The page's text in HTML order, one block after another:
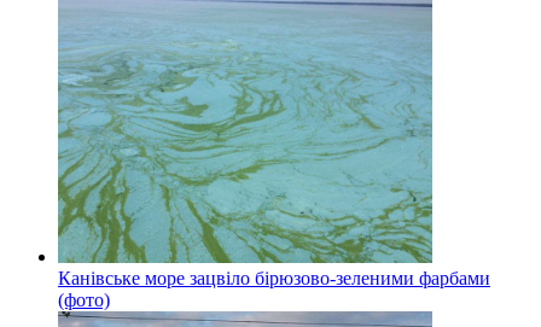
Канівське море зацвіло бірюзово-зеленими фарбами
(фото)